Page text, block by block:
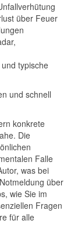
über Feuer
typische
und schnell
konkrete
Die
Falle
was bei
über
wie Sie im
Fragen
für alle